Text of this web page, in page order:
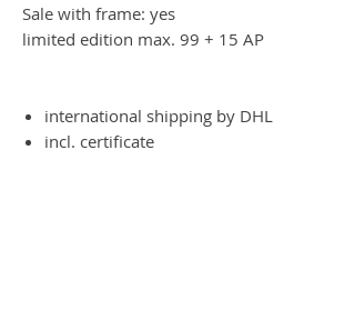
Sale with frame: yes
limited edition max. 99 + 15 AP
international shipping by DHL
incl. certificate